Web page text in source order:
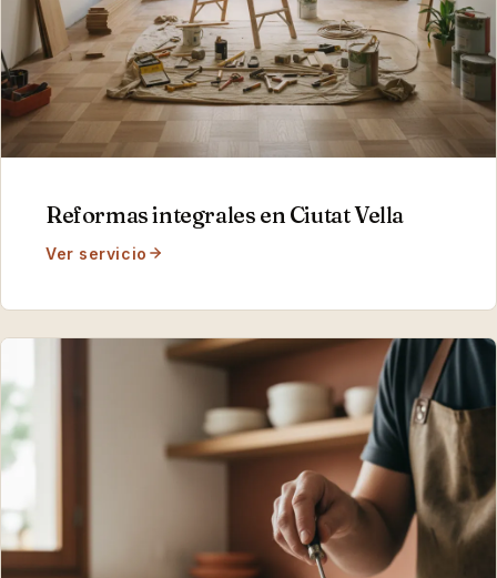
Reformas integrales en Ciutat Vella
Ver servicio